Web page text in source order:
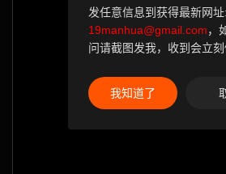
发任意信息到获得最新网址:
19manhua@gmail.com，
问请截图发我，收到会立刻
我知道了